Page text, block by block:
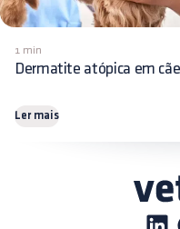
1 min
Dermatite atópica em
Ler mais